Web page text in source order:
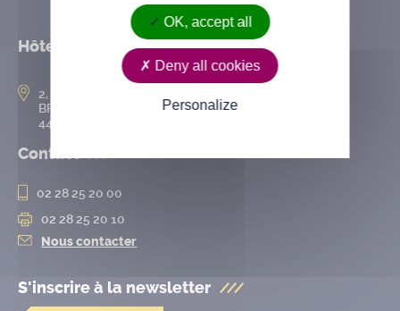
Hôtel de ville
2, rue de l’Hôtel-de-Ville
BP 50167
44802 Saint-Herblain cedex
Contact
02 28 25 20 00
02 28 25 20 10
Nous contacter
S'inscrire à la newsletter
OK, accept all
Deny all cookies
Personalize